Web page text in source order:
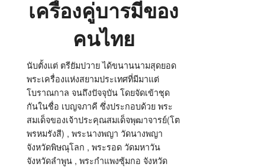
เครื่องคู่บารมีของ
คนไทย
นับตั้งแต่ ตรียัมปวาย ได้ขนานนามสุดยอด
พระเครื่องแห่งสยามประเทศที่มีมาแต่
โบราณกาล จนถึงปัจจุบัน โดยจัดเข้าชุด
กันในชื่อ เบญจภาคี ซึ่งประกอบด้วย พระ
สมเด็จของเจ้าประคุณสมเด็จพุฒาจารย์(โต
พรหมรังสี) , พระนางพญา วัดนางพญา
จังหวัดพิษณุโลก , พระรอด วัดมหาวัน
จังหวัดลำพูน , พระกำแพงซุ้มกอ จังหวัด